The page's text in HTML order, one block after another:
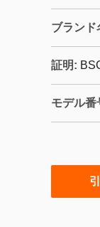
ブランド
証明:
モデル番